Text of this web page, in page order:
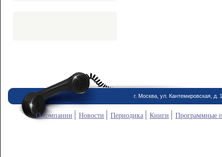
г. Москва, ул. Кантемировская, д.
О компании Новости Периодика Книги Программные